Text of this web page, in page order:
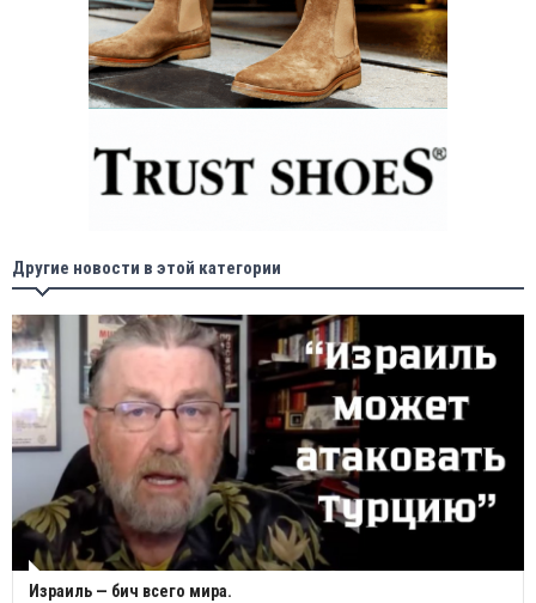
Другие новости в этой категории
Израиль — бич всего мира.